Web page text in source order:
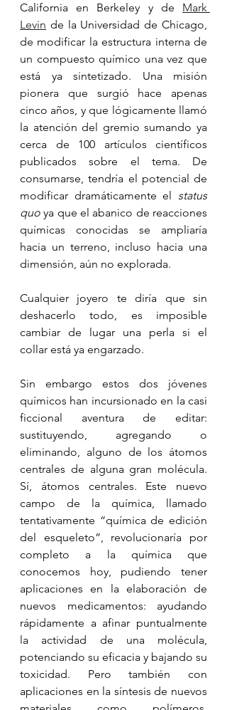
California en Berkeley y de Mark
Levin de la Universidad de Chicago,
de modificar la estructura interna de
un compuesto químico una vez que
está ya sintetizado. Una misión
pionera que surgió hace apenas
cinco años, y que lógicamente llamó
la atención del gremio sumando ya
cerca de 100 artículos científicos
publicados sobre el tema. De
consumarse, tendría el potencial de
modificar dramáticamente el status
quo ya que el abanico de reacciones
químicas conocidas se ampliaría
hacia un terreno, incluso hacia una
dimensión, aún no explorada.
Cualquier joyero te diría que sin
deshacerlo todo, es imposible
cambiar de lugar una perla si el
collar está ya engarzado.
Sin embargo estos dos jóvenes
químicos han incursionado en la casi
ficcional aventura de editar:
sustituyendo, agregando o
eliminando, alguno de los átomos
centrales de alguna gran molécula.
Sí, átomos centrales. Este nuevo
campo de la química, llamado
tentativamente “química de edición
del esqueleto”, revolucionaría por
completo a la química que
conocemos hoy, pudiendo tener
aplicaciones en la elaboración de
nuevos medicamentos: ayudando
rápidamente a afinar puntualmente
la actividad de una molécula,
potenciando su eficacia y bajando su
toxicidad. Pero también con
aplicaciones en la síntesis de nuevos